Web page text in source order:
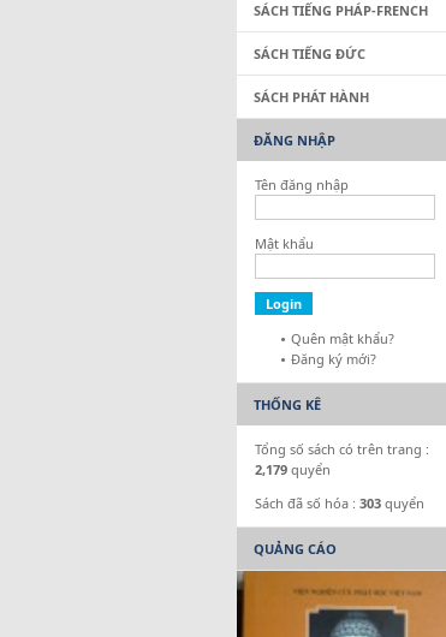
SÁCH TIẾNG PHÁP-FRENCH
SÁCH TIẾNG ĐỨC
SÁCH PHÁT HÀNH
ĐĂNG NHẬP
Tên đăng nhập
Mật khẩu
Quên mật khẩu?
Đăng ký mới?
THỐNG KÊ
Tổng số sách có trên trang :
2,179 quyển
Sách đã số hóa : 303 quyển
QUẢNG CÁO